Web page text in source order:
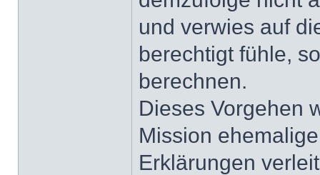
und verwies auf
berechtigt fühle,
berechnen.
Dieses Vorgehen
Mission
Erklärungen